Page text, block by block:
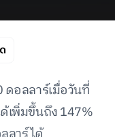
อลลาร์เมื่อวันที่
เพิ่มขึ้นถึง 147%